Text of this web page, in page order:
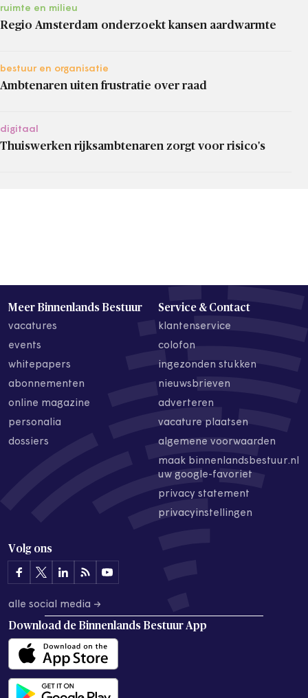
ruimte en milieu
Regio Amsterdam onderzoekt kansen aardwarmte
bestuur en organisatie
Ambtenaren uiten frustratie over raad
digitaal
Thuiswerken rijksambtenaren zorgt voor risico's
Meer Binnenlands Bestuur
vacatures
events
whitepapers
abonnementen
online magazine
personalia
dossiers
Service & Contact
klantenservice
colofon
ingezonden stukken
nieuwsbrieven
adverteren
vacature plaatsen
algemene voorwaarden
maak binnenlandsbestuur.nl
uw google-favoriet
privacy statement
privacyinstellingen
Volg ons
alle social media →
Download de Binnenlands Bestuur App